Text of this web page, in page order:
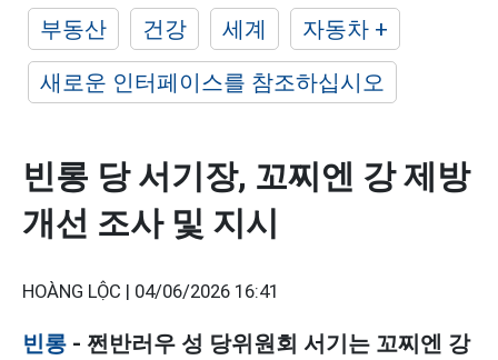
부동산
건강 세계
자동차 +
새로운 인터페이스를 참조하십시오
빈롱 당 서기장, 꼬찌엔 강 제방
개선 조사 및 지시
HOÀNG LỘC | 04/06/2026 16:41
빈롱 - 쩐반러우 성 당위원회 서기는 꼬찌엔 강